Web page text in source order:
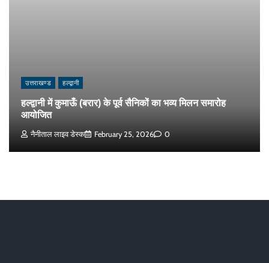
उत्तराखण्ड हल्द्वानी
हल्द्वानी में कुमाऊँ (बरार) के पूर्व सैनिकों का भव्य मिलन समारोह
आयोजित
नैनीताल लाइव डेस्क February 25, 2026 0